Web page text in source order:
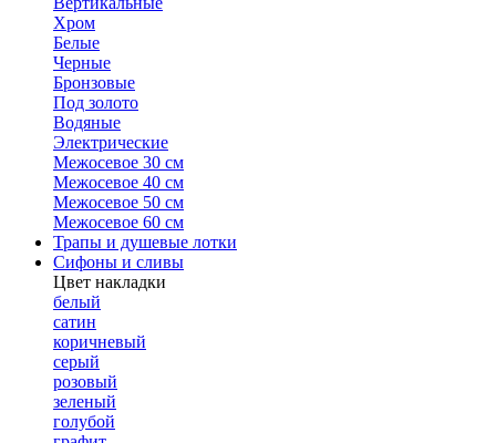
Хром
Белые
Черные
Бронзовые
Под золото
Водяные
Электрические
Межосевое 30 см
Межосевое 40 см
Межосевое 50 см
Межосевое 60 см
Трапы и душевые лотки
Сифоны и сливы
Цвет накладки
белый
сатин
коричневый
серый
розовый
зеленый
голубой